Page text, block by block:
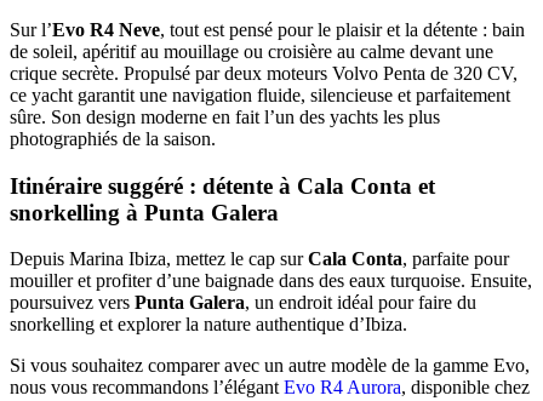
Sur l’Evo R4 Neve, tout est pensé pour le plaisir et la détente : bain
de soleil, apéritif au mouillage ou croisière au calme devant une
crique secrète. Propulsé par deux moteurs Volvo Penta de 320 CV,
ce yacht garantit une navigation fluide, silencieuse et parfaitement
sûre. Son design moderne en fait l’un des yachts les plus
photographiés de la saison.
Itinéraire suggéré : détente à Cala Conta et
snorkelling à Punta Galera
Depuis Marina Ibiza, mettez le cap surCala Conta, parfaite pour
mouiller et profiter d’une baignade dans des eaux turquoise. Ensuite,
poursuivez vers Punta Galera, un endroit idéal pour faire du
snorkelling et explorer la nature authentique d’Ibiza.
Si vous souhaitez comparer avec un autre modèle de la gamme Evo,
nous vous recommandons l’élégant Evo R4 Aurora, disponible chez